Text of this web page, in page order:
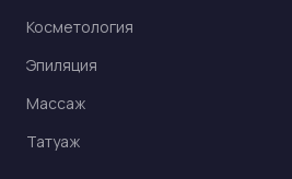
Косметология
Эпиляция
Массаж
Татуаж